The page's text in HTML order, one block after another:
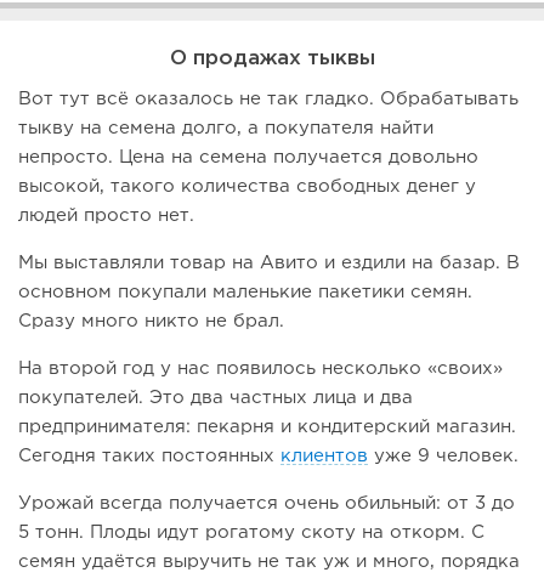
О продажах тыквы
Вот тут всё оказалось не так гладко. Обрабатывать
тыкву на семена долго, а покупателя найти
непросто. Цена на семена получается довольно
высокой, такого количества свободных денег у
людей просто нет.
Мы выставляли товар на Авито и ездили на базар. В
основном покупали маленькие пакетики семян.
Сразу много никто не брал.
На второй год у нас появилось несколько «своих»
покупателей. Это два частных лица и два
предпринимателя: пекарня и кондитерский магазин.
Сегодня таких постоянных клиентов уже 9 человек.
Урожай всегда получается очень обильный: от 3 до
5 тонн. Плоды идут рогатому скоту на откорм. С
семян удаётся выручить не так уж и много, порядка